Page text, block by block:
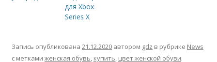
для Xbox
Series X
Запись опубликована 21.12.2020 автором gdz в рубрике News
с метками женская обувь, купить, цвет женской обуви.